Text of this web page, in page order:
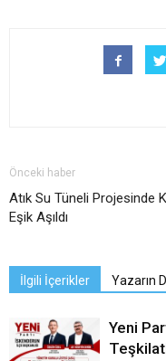
Önceki haber
Atık Su Tüneli Projesinde
Eşik Aşıldı
İlgili İçerikler Yazarın
Yeni